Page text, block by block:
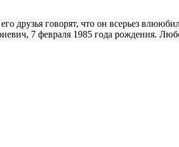
друзья говорят, что он всерьез
7 февраля 1985 года рождения.